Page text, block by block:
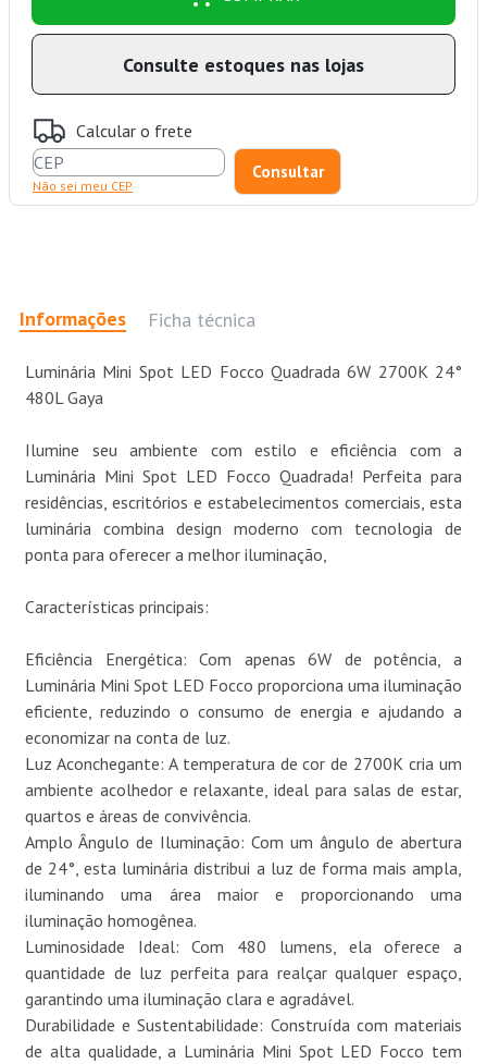
Consulte estoques nas lojas
Calcular o frete
Não sei meu CEP
Informações Ficha técnica
Luminária Mini Spot LED Focco Quadrada 6W 2700K 24°
480L Gaya
Ilumine seu ambiente com estilo e eficiência com a
Luminária Mini Spot LED Focco Quadrada! Perfeita para
residências, escritórios e estabelecimentos comerciais, esta
luminária combina design moderno com tecnologia de
ponta para oferecer a melhor iluminação,
Características principais:
Eficiência Energética: Com apenas 6W de potência, a
Luminária Mini Spot LED Focco proporciona uma iluminação
eficiente, reduzindo o consumo de energia e ajudando a
economizar na conta de luz.
Luz Aconchegante: A temperatura de cor de 2700K cria um
ambiente acolhedor e relaxante, ideal para salas de estar,
quartos e áreas de convivência.
Amplo Ângulo de Iluminação: Com um ângulo de abertura
de 24°, esta luminária distribui a luz de forma mais ampla,
iluminando uma área maior e proporcionando uma
iluminação homogênea.
Luminosidade Ideal: Com 480 lumens, ela oferece a
quantidade de luz perfeita para realçar qualquer espaço,
garantindo uma iluminação clara e agradável.
Durabilidade e Sustentabilidade: Construída com materiais
de alta qualidade, a Luminária Mini Spot LED Focco tem